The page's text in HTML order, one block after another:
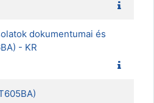
dokumentumai és
- KR